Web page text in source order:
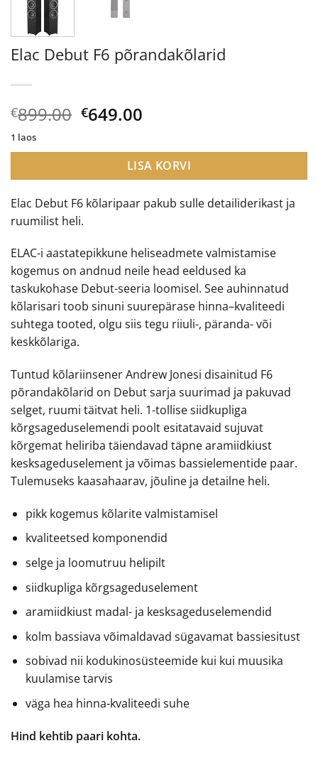
Elac Debut F6 põrandakõlarid
€899.00 Algne
oli:
€899.00.
€649.00
is:
€649.00.
Elac Debut F6 kõlaripaar pakub sulle detailiderikast ja
ruumilist heli.
ELAC-i aastatepikkune heliseadmete valmistamise
kogemus on andnud neile head eeldused ka
taskukohase Debut-seeria loomisel. See auhinnatud
kõlarisari toob sinuni suurepärase hinna–kvaliteedi
suhtega tooted, olgu siis tegu riiuli-, päranda- või
keskkõlariga.
Tuntud kõlariinsener Andrew Jonesi disainitud F6
põrandakõlarid on Debut sarja suurimad ja pakuvad
selget, ruumi täitvat heli. 1-tollise siidkupliga
kõrgsageduselemendi poolt esitatavaid sujuvat
kõrgemat heliriba täiendavad täpne aramiidkiust
kesksageduselement ja võimas bassielementide paar.
Tulemuseks kaasahaarav, jõuline ja detailne heli.
pikk kogemus kõlarite valmistamisel
kvaliteetsed komponendid
selge ja loomutruu helipilt
siidkupliga kõrgsageduselement
aramiidkiust madal- ja kesksageduselemendid
kolm bassiava võimaldavad sügavamat bassiesitust
sobivad nii kodukinosüsteemide kui kui muusika
kuulamise tarvis
väga hea hinna-kvaliteedi suhe
Hind kehtib paari kohta.
1 laos
LISA KORVI